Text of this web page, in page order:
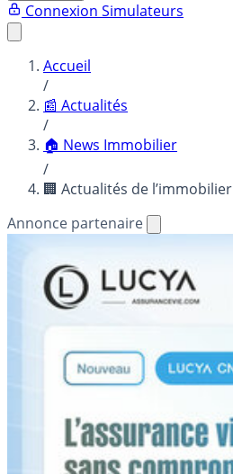
Connexion Simulateurs
Accueil
/
📰 Actualités
/
🏠 News Immobilier
/
🏢 Actualités de l’immobilier
Annonce partenaire